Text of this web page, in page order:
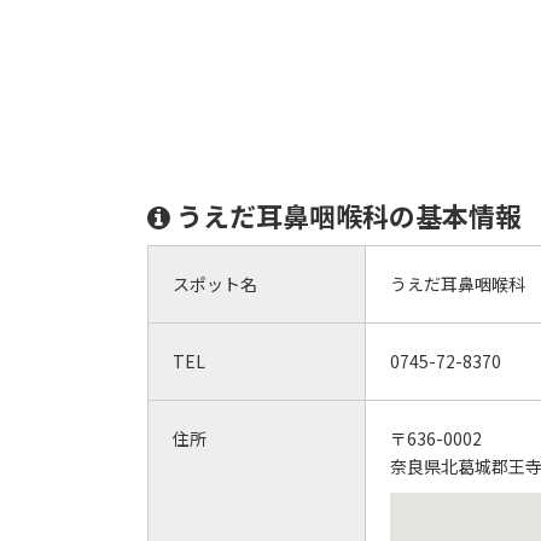
うえだ耳鼻咽喉科の基本情報
スポット名 うえだ耳鼻咽喉科
TEL 0745-72-8370
住所
〒636-0002
奈良県北葛城郡王